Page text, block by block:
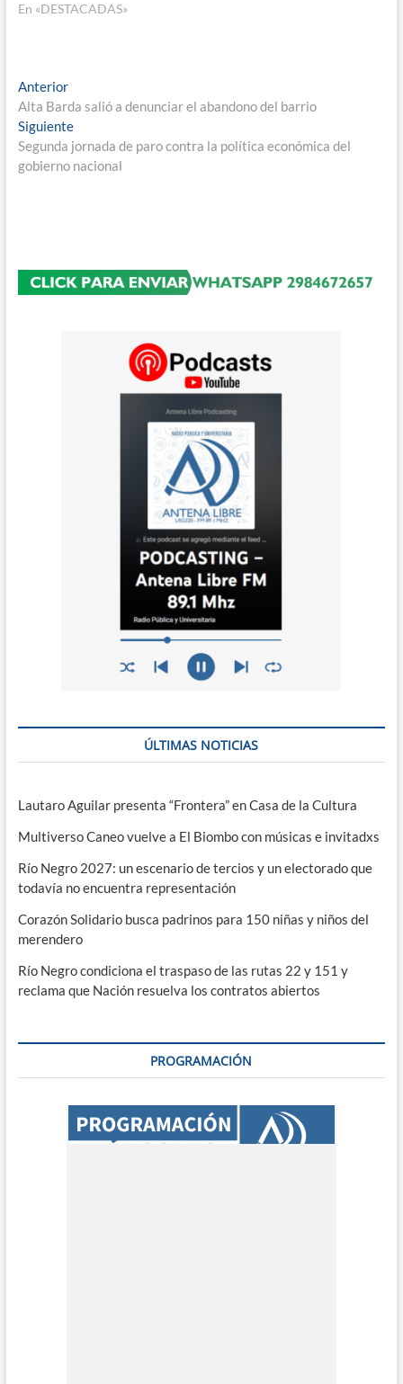
En «DESTACADAS»
Navegación
de
entradas
AnteriorEntrada
anterior:
Alta Barda salió a denunciar el abandono del barrio
SiguienteEntrada
siguiente:
Segunda jornada de paro contra la política económica del
gobierno nacional
ÚLTIMAS NOTICIAS
Lautaro Aguilar presenta “Frontera” en Casa de la Cultura
Multiverso Caneo vuelve a El Biombo con músicas e invitadxs
Río Negro 2027: un escenario de tercios y un electorado que
todavía no encuentra representación
Corazón Solidario busca padrinos para 150 niñas y niños del
merendero
Río Negro condiciona el traspaso de las rutas 22 y 151 y
reclama que Nación resuelva los contratos abiertos
PROGRAMACIÓN